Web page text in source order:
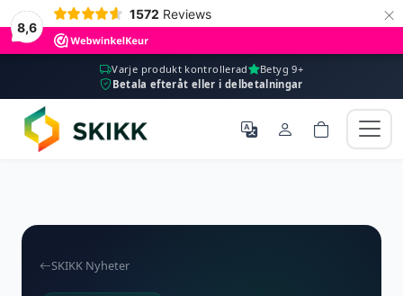
8,6
1572 Reviews ×
Varje produkt kontrollerad
Betyg 9+
Betala efteråt eller i delbetalningar
SKIKK Nyheter